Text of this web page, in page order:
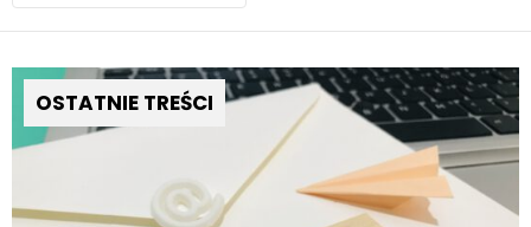
OSTATNIE TREŚCI